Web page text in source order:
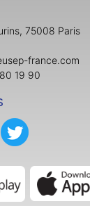
75008 Paris
france.com
19 90